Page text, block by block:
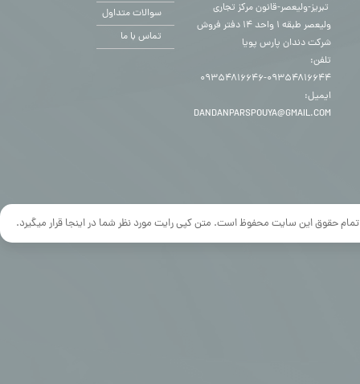
تمام حقوق این سایت محفوظ است. متن کپی رایت مورد نظر شما در اینجا قرار میگیرد.
سوالات متداول
تماس با ما
​​​​​​​ تبریز-ولیعصر-قانون مرکز تجاری
ولیعصر طبقه ۱ واحد ۱۴ دفتر فروش
شرکت دندان پارس پویا
تلفن:
۰۹۳۵۴۸۱۶۶۴۴-۰۹۳۵۴۸۱۶۶۴۶
ایمیل:
DANDANPARSPOUYA@GMAIL.COM